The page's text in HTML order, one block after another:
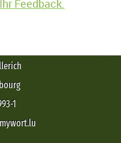
Feedback.
1